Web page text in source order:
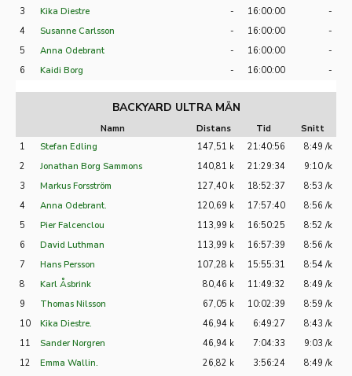
3
Kika Diestre - 16:00:00
-
4
Susanne Carlsson - 16:00:00
-
5
Anna Odebrant - 16:00:00
-
6
Kaidi Borg - 16:00:00 -
BACKYARD ULTRA MÄN
Namn Distans Tid
Snitt
1
Stefan Edling 147,51 k 21:40:56
8:49 /k
2
Jonathan Borg Sammons 140,81 k 21:29:34
9:10 /k
3
Markus Forsström 127,40 k 18:52:37
8:53 /k
4
Anna Odebrant. 120,69 k 17:57:40
8:56 /k
5
Pier Falcenclou 113,99 k 16:50:25
8:52 /k
6
David Luthman 113,99 k 16:57:39
8:56 /k
7
Hans Persson 107,28 k 15:55:31
8:54 /k
8
Karl Åsbrink 80,46 k 11:49:32
8:49 /k
9
Thomas Nilsson 67,05 k 10:02:39
8:59 /k
10
Kika Diestre. 46,94 k 6:49:27
8:43 /k
11
Sander Norgren 46,94 k 7:04:33
9:03 /k
12
Emma Wallin. 26,82 k 3:56:24
8:49 /k